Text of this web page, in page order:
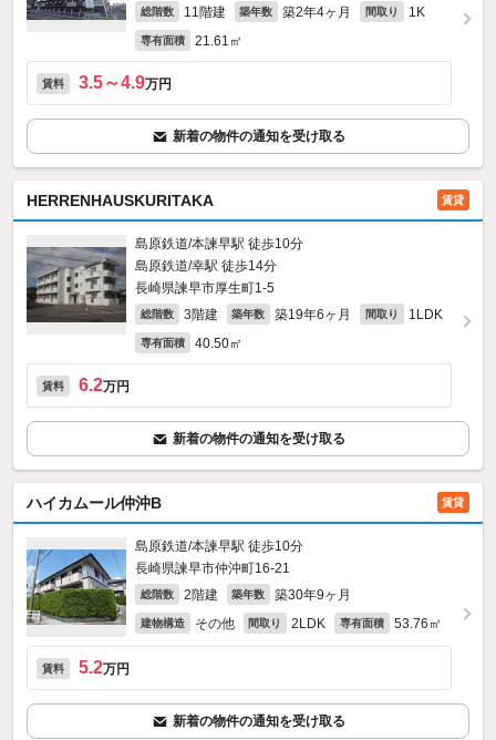
総階数 11階建 築年数 築2年4ヶ月 間取り 1K
専有面積 21.61㎡
賃料 3.5～4.9万円
新着の物件の通知を受け取る
HERRENHAUSKURITAKA 賃貸
島原鉄道/本諫早駅 徒歩10分
島原鉄道/幸駅 徒歩14分
長崎県諫早市厚生町1-5
総階数 3階建 築年数 築19年6ヶ月 間取り 1LDK
専有面積 40.50㎡
賃料 6.2万円
新着の物件の通知を受け取る
ハイカムール仲沖B 賃貸
島原鉄道/本諫早駅 徒歩10分
長崎県諫早市仲沖町16-21
総階数 2階建 築年数 築30年9ヶ月
建物構造 その他 間取り 2LDK 専有面積 53.76㎡
賃料 5.2万円
新着の物件の通知を受け取る